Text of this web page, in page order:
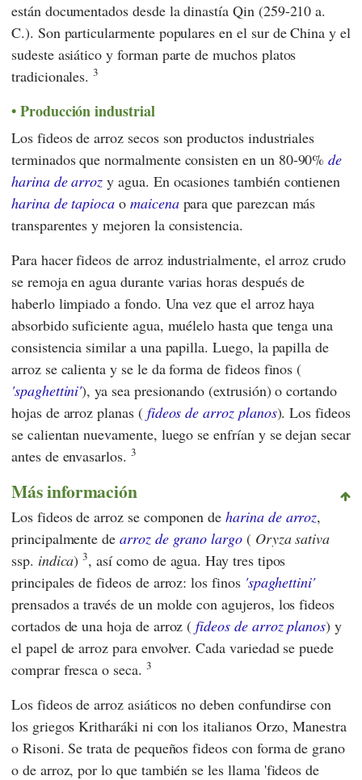
están documentados desde la dinastía Qin (259-210 a.
C.). Son particularmente populares en el sur de China y el
sudeste asiático y forman parte de muchos platos
tradicionales.3
Producción industrial
Los fideos de arroz secos son productos industriales
terminados que normalmente consisten en un 80-90%de
harina de arroz y agua. En ocasiones también contienen
harina de tapioca o maicenapara que parezcan más
transparentes y mejoren la consistencia.
Para hacer fideos de arroz industrialmente, el arroz crudo
se remoja en agua durante varias horas después de
haberlo limpiado a fondo. Una vez que el arroz haya
absorbido suficiente agua, muélelo hasta que tenga una
consistencia similar a una papilla. Luego, la papilla de
arroz se calienta y se le da forma de fideos finos (
'spaghettini'), ya sea presionando (extrusión) o cortando
hojas de arroz planas ( fideos de arroz planos). Los fideos
se calientan nuevamente, luego se enfrían y se dejan secar
antes de envasarlos. 3
Más información
Los fideos de arroz se componen deharina de arroz,
principalmente dearroz de grano largo( Oryza sativa
ssp. indica)3, así como de agua. Hay tres tipos
principales de fideos de arroz: los finos 'spaghettini'
prensados a través de un molde con agujeros, los fideos
cortados de una hoja de arroz (fideos de arroz planos) y
el papel de arroz para envolver. Cada variedad se puede
comprar fresca o seca. 3
Los fideos de arroz asiáticos no deben confundirse con
los griegos Kritharáki ni con los italianos Orzo, Manestra
o Risoni. Se trata de pequeños fideos con forma de grano
o de arroz, por lo que también se les llama 'fideos de